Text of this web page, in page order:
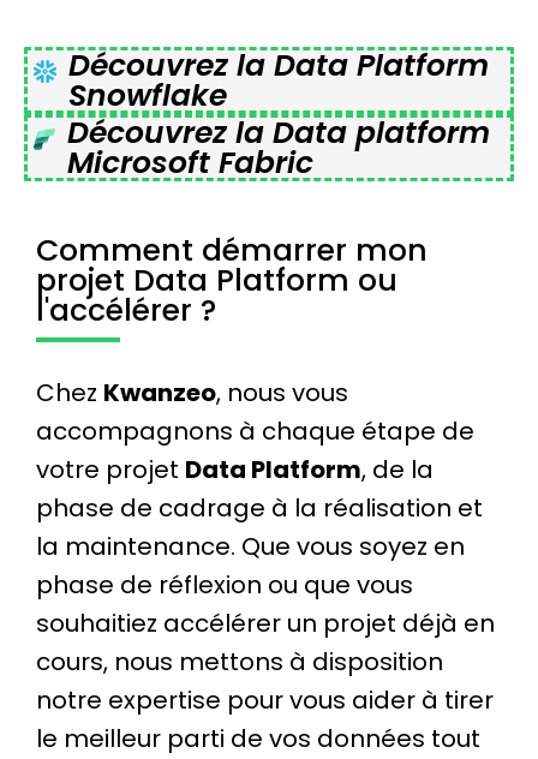
Découvrez la Data Platform
Snowflake
Découvrez la Data platform
Microsoft Fabric
Comment démarrer mon
projet Data Platform ou
l'accélérer ?
Chez Kwanzeo, nous vous
accompagnons à chaque étape de
votre projet Data Platform, de la
phase de cadrage à la réalisation et
la maintenance. Que vous soyez en
phase de réflexion ou que vous
souhaitiez accélérer un projet déjà en
cours, nous mettons à disposition
notre expertise pour vous aider à tirer
le meilleur parti de vos données tout